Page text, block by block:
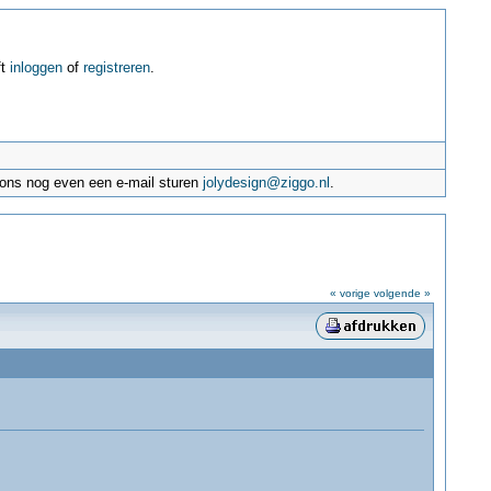
inloggenof registreren.
nog even een e-mail sturenjolydesign@ziggo.nl .
« vorige volgende »